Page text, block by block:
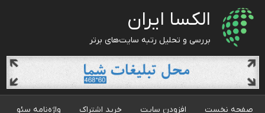
الکسا ایران
بررسی و تحلیل رتبه سایت‌های برتر
صفحه نخست افزودن سایت خرید اشتراک
واژه‌نامه سئو